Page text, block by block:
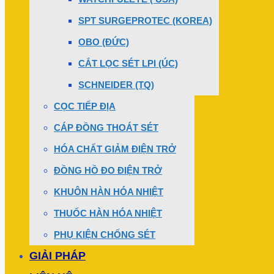
SPT SURGEPROTEC (KOREA)
OBO (ĐỨC)
CẮT LỌC SÉT LPI (ÚC)
SCHNEIDER (TQ)
CỌC TIẾP ĐỊA
CÁP ĐỒNG THOÁT SÉT
HÓA CHẤT GIẢM ĐIỆN TRỞ
ĐỒNG HỒ ĐO ĐIỆN TRỞ
KHUÔN HÀN HÓA NHIỆT
THUỐC HÀN HÓA NHIỆT
PHỤ KIỆN CHỐNG SÉT
GIẢI PHÁP